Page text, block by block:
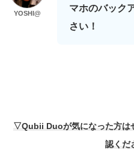
YOSHI@
マホのバック
さい！
▽Qubii Duoが気になった方は
認くだ